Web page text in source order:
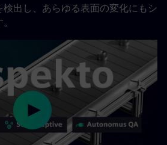
出し、あらゆる表面の変化にもシ
Play